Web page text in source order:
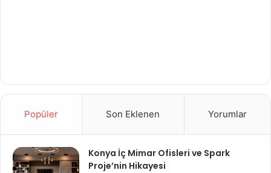
Popüler Son Eklenen Yorumlar
Konya İç Mimar Ofisleri ve Spark
Proje’nin Hikayesi